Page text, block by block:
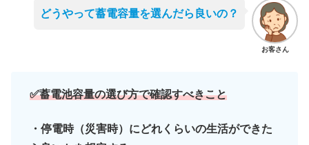
お客さん
どうやって蓄電容量を選んだら良いの？
✅蓄電池容量の選び方で確認すべきこと
・停電時（災害時）にどれくらいの生活ができた